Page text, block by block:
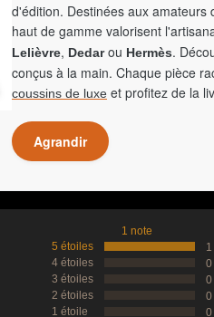
d'édition. Destinées aux
haut de gamme valorisent
Lelièvre, Dedarou Hermès.
conçus à la main. Chaque pièce
coussins de luxe et profitez de la
Agrandir
1 note
5 étoiles
1
4 étoiles
0
3 étoiles
0
2 étoiles
0
1 étoile
0